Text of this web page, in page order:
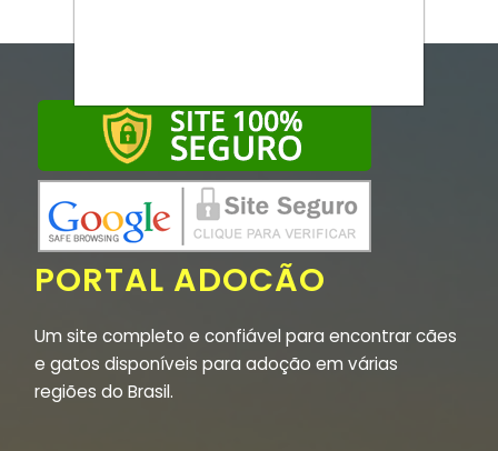
PORTAL ADOCÃO
Um site completo e confiável para encontrar cães
e gatos disponíveis para adoção em várias
regiões do Brasil.